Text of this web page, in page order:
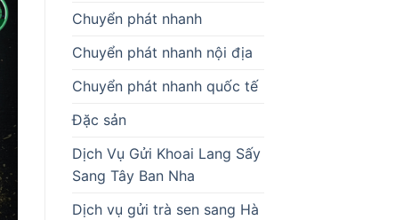
Chuyển phát nhanh
Chuyển phát nhanh nội địa
Chuyển phát nhanh quốc tế
Đặc sản
Dịch Vụ Gửi Khoai Lang Sấy
Sang Tây Ban Nha
Dịch vụ gửi trà sen sang Hà